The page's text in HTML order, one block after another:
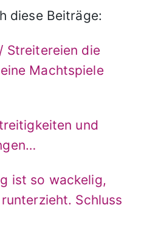
diese Beiträge:
Streitereien die
Machtspiele
und
ist so wackelig,
Schluss